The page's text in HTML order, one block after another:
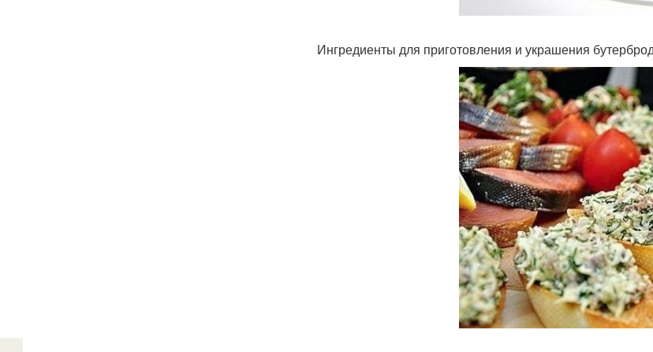
Ингредиенты для приготовления и украшения